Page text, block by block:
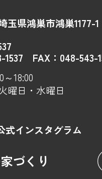
県鴻巣市鴻巣1177-1
1537 FAX：048-543-
～18:00
曜日・水曜日
式インスタグラム
づくり